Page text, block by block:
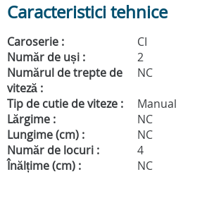
Caracteristici tehnice
Caroserie :
CI
Număr de uși :
2
Numărul de trepte de
viteză :
NC
Tip de cutie de viteze :
Manual
Lărgime :
NC
Lungime (cm) :
NC
Număr de locuri :
4
Înălțime (cm) :
NC